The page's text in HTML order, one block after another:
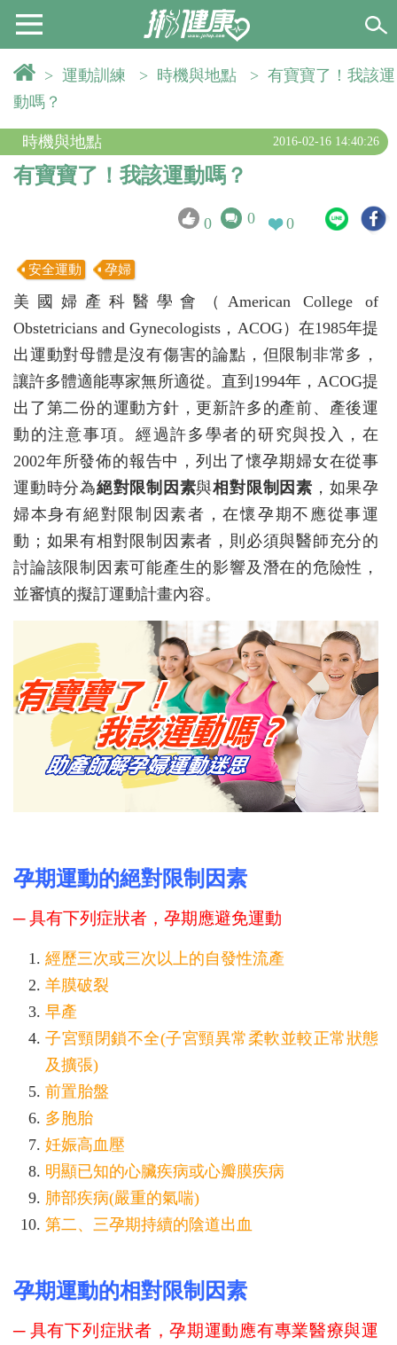
> 運動訓練 > 時機與地點 > 有寶寶了！我該運
動嗎？
時機與地點 2016-02-16 14:40:26
有寶寶了！我該運動嗎？
0 0 0
安全運動 孕婦
美國婦產科醫學會（American College of
Obstetricians and Gynecologists，ACOG）在1985年提
出運動對母體是沒有傷害的論點，但限制非常多，
讓許多體適能專家無所適從。直到1994年，ACOG提
出了第二份的運動方針，更新許多的產前、產後運
動的注意事項。經過許多學者的研究與投入，在
2002年所發佈的報告中，列出了懷孕期婦女在從事
運動時分為絕對限制因素與相對限制因素 ，如果孕
婦本身有絕對限制因素者，在懷孕期不應從事運
動；如果有相對限制因素者，則必須與醫師充分的
討論該限制因素可能產生的影響及潛在的危險性，
並審慎的擬訂運動計畫內容。
孕期運動的絕對限制因素
─ 具有下列症狀者，孕期應避免運動
經歷三次或三次以上的自發性流產
羊膜破裂
早產
子宮頸閉鎖不全(子宮頸異常柔軟並較正常狀態
及擴張)
前置胎盤
多胞胎
妊娠高血壓
明顯已知的心臟疾病或心瓣膜疾病
肺部疾病(嚴重的氣喘)
第二、三孕期持續的陰道出血
孕期運動的相對限制因素
─ 具有下列症狀者，孕期運動應有專業醫療與運